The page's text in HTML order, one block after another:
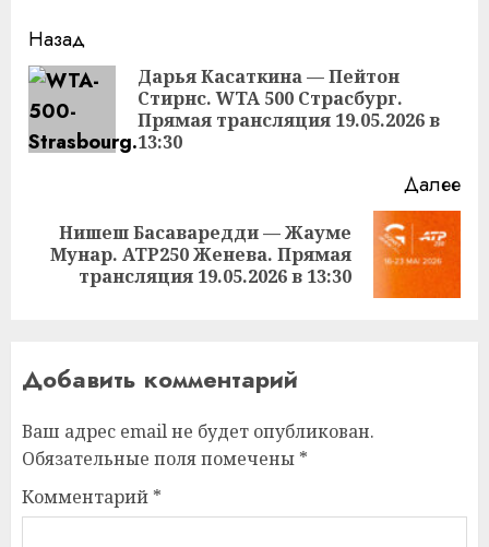
Продолжить
чтение
Назад
Дарья Касаткина — Пейтон
Стирнс. WTA 500 Страсбург.
Прямая трансляция 19.05.2026 в
13:30
Далее
Следующая
запись:
Нишеш Басаваредди — Жауме
Мунар. ATP250 Женева. Прямая
трансляция 19.05.2026 в 13:30
Добавить комментарий
Ваш адрес email не будет опубликован.
Обязательные поля помечены *
Комментарий *